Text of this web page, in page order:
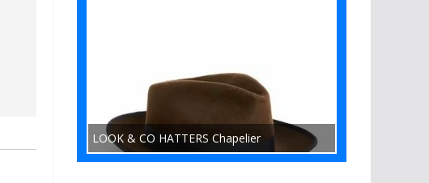
LOOK & CO HATTERS Chapelier